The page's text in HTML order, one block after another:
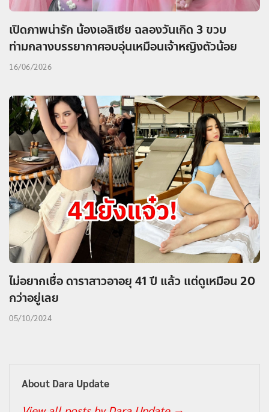
เปิดภาพน่ารัก น้องเอลิเซีย ฉลองวันเกิด 3 ขวบ
ท่ามกลางบรรยากาศอบอุ่นเหมือนเจ้าหญิงตัวน้อย
16/06/2026
ไม่อยากเชื่อ ดาราสาวอาอยุ 41 ปี แล้ว แต่ดูเหมือน 20
กว่าอยู่เลย
05/10/2024
About Dara Update